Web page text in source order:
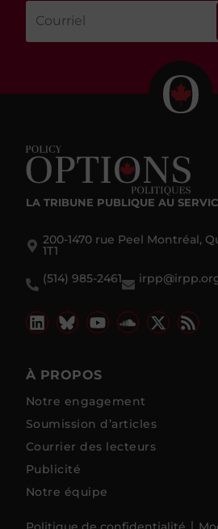
LA TRIBUNE PUBLIQUE AU
200-1470 rue Peel Montréal,
1T1
(514) 985-2461
À PROPOS
Notre engagement
Soumission d’articles
Courrier des lecteurs
Publicité
Notre équipe